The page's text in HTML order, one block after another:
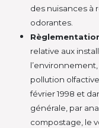
des nuisances à
odorantes.
relative aux
pollution
février 1998 et
générale, par
compostage, le